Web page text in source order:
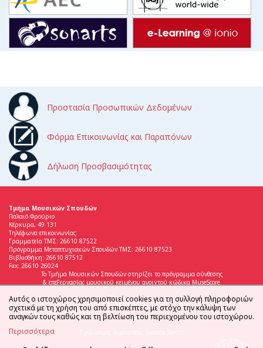
Προστασία Προσωπικών Δεδομένων
Φόρμα Επικοινωνίας και Παραπόνων
Δήλωση Προσβασιμότητας
Τμήμα Μουσικών Σπουδών
Παλαιό Φρούριο
Κέρκυρα, 49 131
Τηλέφωνα επικοινωνίας:
Γραμματεία ΤΜΣ: 26610 87522
Πρόγραμμα Μεταπτυχιακών Σπουδών ΤΜΣ: 26610 87523
Βιβλιοθήκη: 26610 87512
Fax: 26610 26024
Το Τμήμα Μουσικών Σπουδών στηρίζει το πρόγραμμα σύνθεσης
& επεξεργασίας μουσικού κειμένου ανοιχτού κώδικα MuseScore
Αυτός ο ιστοχώρος χρησιμοποιεί cookies για τη συλλογή πληροφοριών
σχετικά με τη χρήση του από επισκέπτες, με στόχο την κάλυψη των
αναγκών τους καθώς και τη βελτίωση του περιεχομένου του ιστοχώρου.
Περισσότερα